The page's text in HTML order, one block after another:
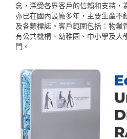
念，深受各界客戶的信賴和支持，
亦已在國內設廠多年，主要生產不
及各類標誌。客戶範圍包括：物業
有公共機構、幼稚園、中小學及大
門。